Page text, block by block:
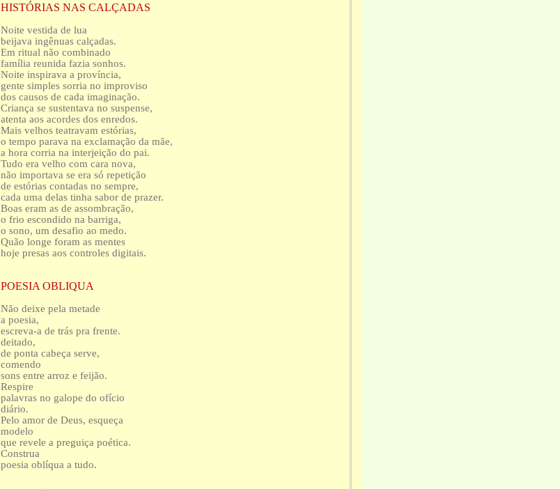
HISTÓRIAS NAS CALÇADAS
Noite vestida de lua
beijava ingênuas calçadas.
Em ritual não combinado
família reunida fazia sonhos.
Noite inspirava a província,
gente simples sorria no improviso
dos causos de cada imaginação.
Criança se sustentava no suspense,
atenta aos acordes dos enredos.
Mais velhos teatravam estórias,
o tempo parava na exclamação da mãe,
a hora corria na interjeição do pai.
Tudo era velho com cara nova,
não importava se era só repetição
de estórias contadas no sempre,
cada uma delas tinha sabor de prazer.
Boas eram as de assombração,
o frio escondido na barriga,
o sono, um desafio ao medo.
Quão longe foram as mentes
hoje presas aos controles digitais.
POESIA OBLIQUA
Não deixe pela metade
a poesia,
escreva-a de trás pra frente.
deitado,
de ponta cabeça serve,
comendo
sons entre arroz e feijão.
Respire
palavras no galope do ofício
diário.
Pelo amor de Deus, esqueça
modelo
que revele a preguiça poética.
Construa
poesia oblíqua a tudo.